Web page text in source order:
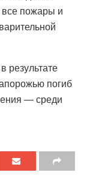
пожары и
результате
погиб
— среди